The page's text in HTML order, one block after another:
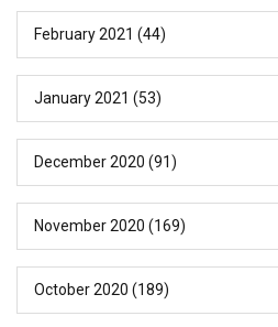
February 2021 (44)
January 2021 (53)
December 2020 (91)
November 2020 (169)
October 2020 (189)